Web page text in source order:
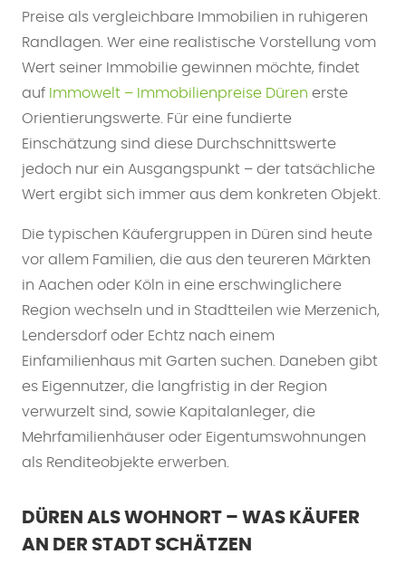
Preise als vergleichbare Immobilien in ruhigeren
Randlagen. Wer eine realistische Vorstellung vom
Wert seiner Immobilie gewinnen möchte, findet
auf Immowelt – Immobilienpreise Düren erste
Orientierungswerte. Für eine fundierte
Einschätzung sind diese Durchschnittswerte
jedoch nur ein Ausgangspunkt – der tatsächliche
Wert ergibt sich immer aus dem konkreten Objekt.
Die typischen Käufergruppen in Düren sind heute
vor allem Familien, die aus den teureren Märkten
in Aachen oder Köln in eine erschwinglichere
Region wechseln und in Stadtteilen wie Merzenich,
Lendersdorf oder Echtz nach einem
Einfamilienhaus mit Garten suchen. Daneben gibt
es Eigennutzer, die langfristig in der Region
verwurzelt sind, sowie Kapitalanleger, die
Mehrfamilienhäuser oder Eigentumswohnungen
als Renditeobjekte erwerben.
DÜREN ALS WOHNORT – WAS KÄUFER
AN DER STADT SCHÄTZEN